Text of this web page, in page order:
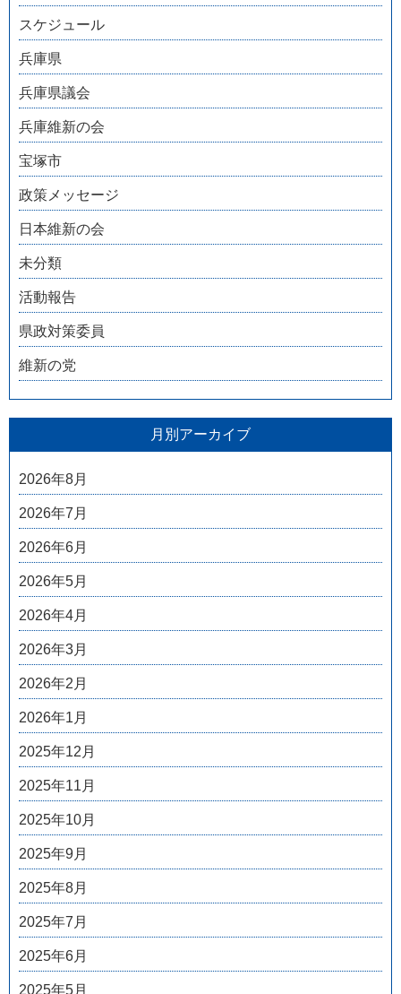
スケジュール
兵庫県
兵庫県議会
兵庫維新の会
宝塚市
政策メッセージ
日本維新の会
未分類
活動報告
県政対策委員
維新の党
月別アーカイブ
2026年8月
2026年7月
2026年6月
2026年5月
2026年4月
2026年3月
2026年2月
2026年1月
2025年12月
2025年11月
2025年10月
2025年9月
2025年8月
2025年7月
2025年6月
2025年5月